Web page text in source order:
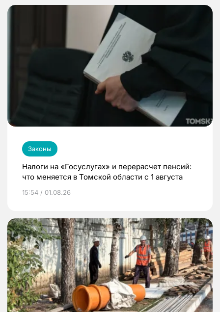
Законы
Налоги на «Госуслугах» и перерасчет пенсий:
что меняется в Томской области с 1 августа
15:54 / 01.08.26